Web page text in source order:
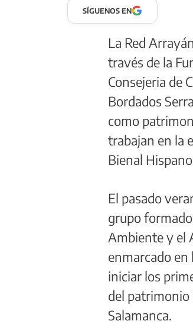
SÍGUENOS EN
La Red
través de la
Consejeria de
Bordados
como
trabajan en la
Bienal
El pasado
grupo
Ambiente y el
enmarcado en
iniciar los
del patrimonio
Salamanca.